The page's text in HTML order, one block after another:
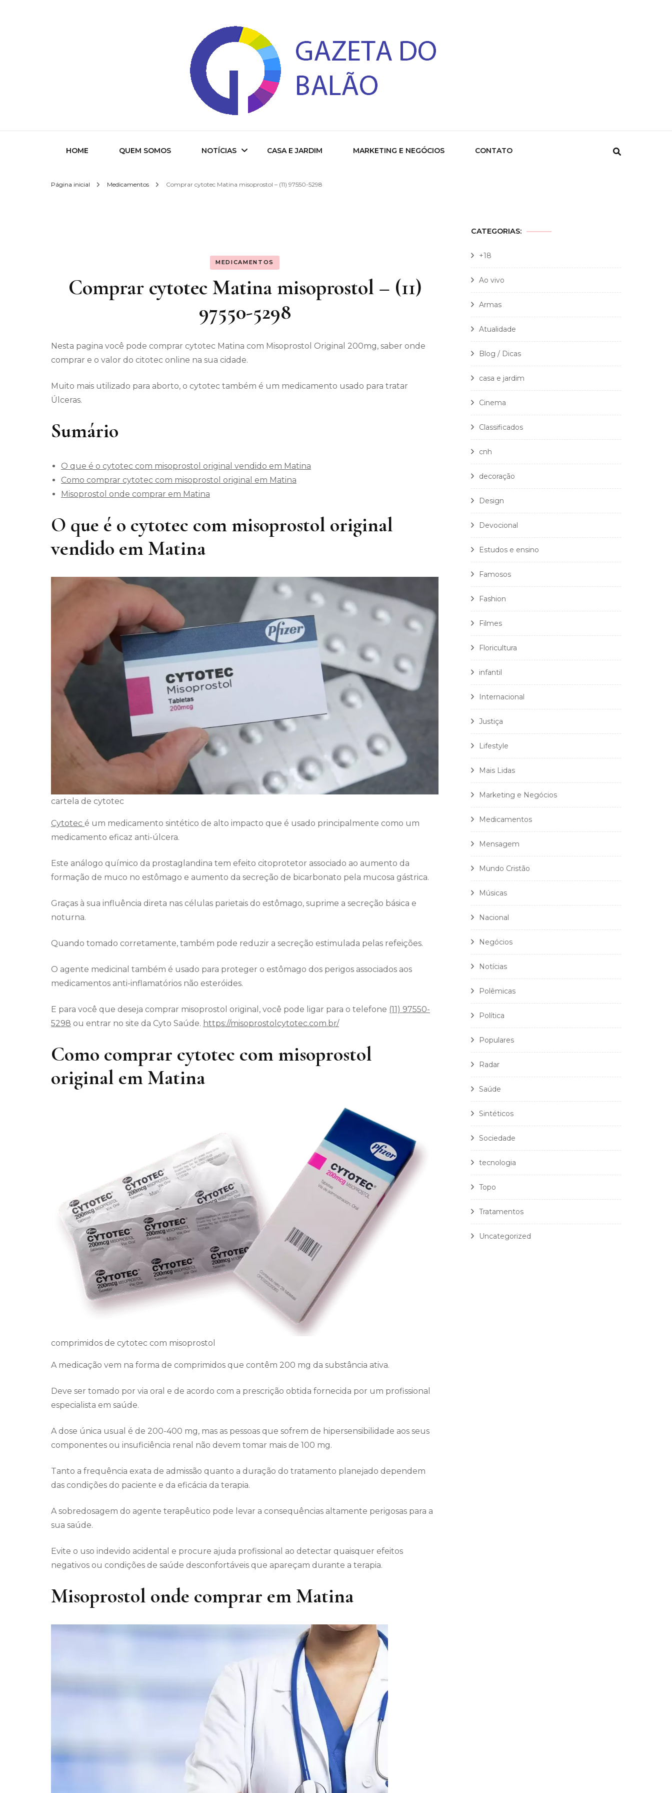
Gazeta do Balao
HOME QUEM SOMOS NOTÍCIAS
Entretenimento
CASA E JARDIM MARKETING E NEGÓCIOS CONTATO
Página inicial Medicamentos Comprar cytotec Matina misoprostol – (11) 97550-5298
MEDICAMENTOS
Comprar cytotec Matina misoprostol – (11)
97550-5298
Nesta pagina você pode comprar cytotec Matina com Misoprostol Original 200mg, saber onde
comprar e o valor do citotec online na sua cidade.
Muito mais utilizado para aborto, o cytotec também é um medicamento usado para tratar
Úlceras.
Sumário
O que é o cytotec com misoprostol original vendido em Matina
Como comprar cytotec com misoprostol original em Matina
Misoprostol onde comprar em Matina
O que é o cytotec com misoprostol original
vendido em Matina
cartela de cytotec
Cytotec é um medicamento sintético de alto impacto que é usado principalmente como um
medicamento eficaz anti-úlcera.
Este análogo químico da prostaglandina tem efeito citoprotetor associado ao aumento da
formação de muco no estômago e aumento da secreção de bicarbonato pela mucosa gástrica.
Graças à sua influência direta nas células parietais do estômago, suprime a secreção básica e
noturna.
Quando tomado corretamente, também pode reduzir a secreção estimulada pelas refeições.
O agente medicinal também é usado para proteger o estômago dos perigos associados aos
medicamentos anti-inflamatórios não esteróides.
E para você que deseja comprar misoprostol original, você pode ligar para o telefone (11) 97550-
5298 ou entrar no site da Cyto Saúde. https://misoprostolcytotec.com.br/
Como comprar cytotec com misoprostol
original em Matina
comprimidos de cytotec com misoprostol
A medicação vem na forma de comprimidos que contêm 200 mg da substância ativa.
Deve ser tomado por via oral e de acordo com a prescrição obtida fornecida por um profissional
especialista em saúde.
A dose única usual é de 200-400 mg, mas as pessoas que sofrem de hipersensibilidade aos seus
componentes ou insuficiência renal não devem tomar mais de 100 mg.
Tanto a frequência exata de admissão quanto a duração do tratamento planejado dependem
das condições do paciente e da eficácia da terapia.
A sobredosagem do agente terapêutico pode levar a consequências altamente perigosas para a
sua saúde.
Evite o uso indevido acidental e procure ajuda profissional ao detectar quaisquer efeitos
negativos ou condições de saúde desconfortáveis ​​que apareçam durante a terapia.
Misoprostol onde comprar em Matina
CATEGORIAS:
+18
Ao vivo
Armas
Atualidade
Blog / Dicas
casa e jardim
Cinema
Classificados
cnh
decoração
Design
Devocional
Estudos e ensino
Famosos
Fashion
Filmes
Floricultura
infantil
Internacional
Justiça
Lifestyle
Mais Lidas
Marketing e Negócios
Medicamentos
Mensagem
Mundo Cristão
Músicas
Nacional
Negócios
Notícias
Polêmicas
Política
Populares
Radar
Saúde
Sintéticos
Sociedade
tecnologia
Topo
Tratamentos
Uncategorized